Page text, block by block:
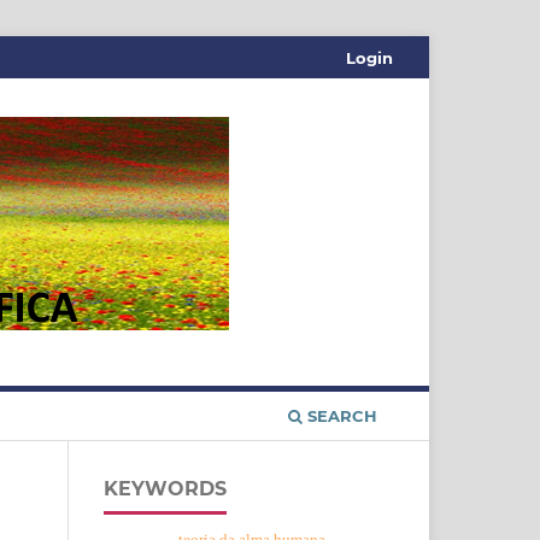
SEARCH
Login
KEYWORDS